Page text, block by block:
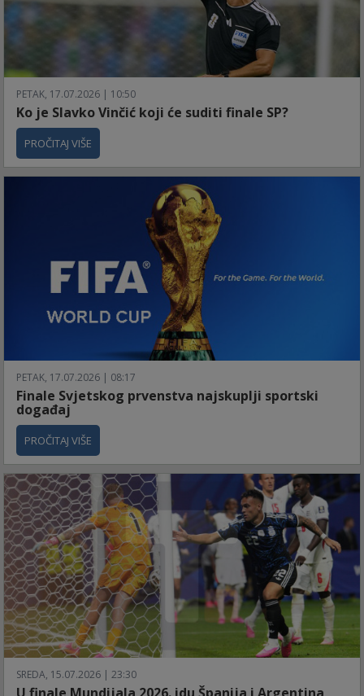
PETAK, 17.07.2026 | 10:50
Ko je Slavko Vinčić koji će suditi finale SP?
PROČITAJ VIŠE
PETAK, 17.07.2026 | 08:17
Finale Svjetskog prvenstva najskuplji sportski
događaj
PROČITAJ VIŠE
SREDA, 15.07.2026 | 23:30